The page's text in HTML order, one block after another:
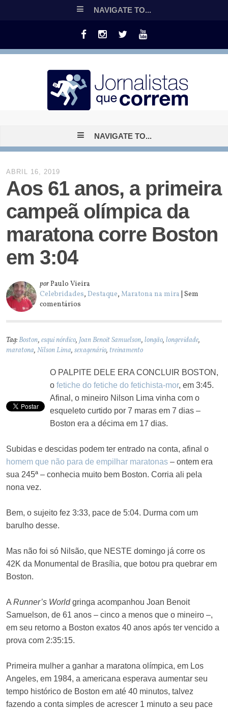
NAVIGATE TO...
NAVIGATE TO...
ABRIL 16, 2019
Aos 61 anos, a primeira
campeã olímpica da
maratona corre Boston
em 3:04
porPaulo Vieira
Celebridades,Destaque,Maratona na mira | Sem
comentários
Tag:Boston,esqui nórdico, Joan Benoit Samuelson,longão,longevidade,
maratona,Nilson Lima,sexagenário,treinamento
O PALPITE DELE ERA CONCLUIR BOSTON,
o fetiche do fetiche do fetichista-mor, em 3:45.
Afinal, o mineiro Nilson Lima vinha com o
esqueleto curtido por 7 maras em 7 dias –
Boston era a décima em 17 dias.
Subidas e descidas podem ter entrado na conta, afinal o
homem que não para de empilhar maratonas – ontem era
sua 245ª – conhecia muito bem Boston. Corria ali pela
nona vez.
Bem, o sujeito fez 3:33, pace de 5:04. Durma com um
barulho desse.
Mas não foi só Nilsão, que NESTE domingo já corre os
42K da Monumental de Brasília, que botou pra quebrar em
Boston.
ARunner’s Worldgringa acompanhou Joan Benoit
Samuelson, de 61 anos – cinco a menos que o mineiro –,
em seu retorno a Boston exatos 40 anos após ter vencido a
prova com 2:35:15.
Primeira mulher a ganhar a maratona olímpica, em Los
Angeles, em 1984, a americana esperava aumentar seu
tempo histórico de Boston em até 40 minutos, talvez
fazendo a conta simples de acrescer 1 minuto a seu pace